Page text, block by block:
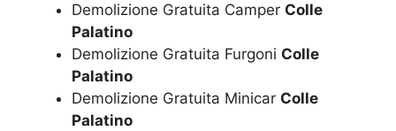
Demolizione Gratuita Camper Colle
Palatino
Demolizione Gratuita Furgoni Colle
Palatino
Demolizione Gratuita Minicar Colle
Palatino